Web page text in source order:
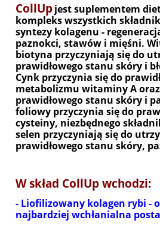
CollUpjest suplementem
kompleks wszystkich
syntezy kolagenu -
paznokci, stawów i mięśni.
biotyna przyczyniają się do
prawidłowego stanu skóry i
Cynk przyczynia się do
metabolizmu witaminy A
prawidłowego stanu skóry i
foliowy przyczynia się do
cysteiny, niezbędnego
selen przyczyniają się do
prawidłowego stanu skóry,
W skład CollUp wchodzi:
- Liofilizowany kolagen rybi -
najbardziej wchłanialna